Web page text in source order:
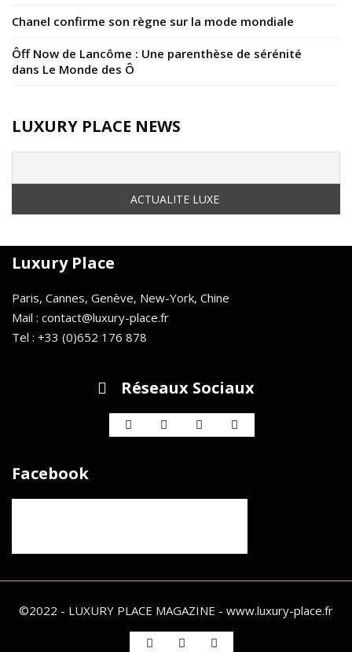
Chanel confirme son règne sur la mode mondiale
Ôff Now de Lancôme : Une parenthèse de sérénité
dans Le Monde des Ô
LUXURY PLACE NEWS
Luxury Place
Paris, Cannes, Genève, New-York, Chine
Mail : contact@luxury-place.fr
Tel : +33 (0)652 176 878
Réseaux Sociaux
Facebook
©2022 - LUXURY PLACE MAGAZINE - www.luxury-place.fr